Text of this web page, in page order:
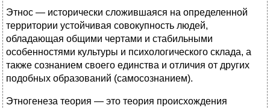
Этнос — исторически сложившаяся на определенной
территории устойчивая совокупность людей,
обладающая общими чертами и стабильными
особенностями культуры и психологического склада, а
также сознанием своего единства и отличия от других
подобных образований (самосознанием).
Этногенеза теория — это теория происхождения